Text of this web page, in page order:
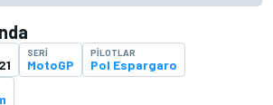
SERI
MotoGP
PILOTLAR
Pol Espargaro